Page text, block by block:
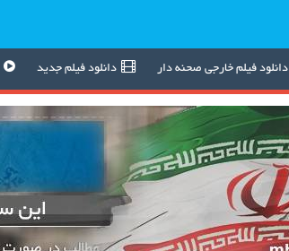
دانلود فیلم خارجی صحنه دار دانلود فیلم جدید